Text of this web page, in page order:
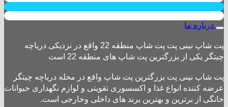
درباره ما
پت شاپ نینی پت پت شاپ منطقه 22 واقع در نزدیکی دریاچه
چیتگر یکی از بزرگترین پت شاپ های منطقه 22 است
پت شاپ نینی پت بزرگترین پت شاپ واقع در محله دریاچه چیتگر
عرضه کننده انواع غذا و اکسسوری تقویتی و لوازم نگهداری حیوانات
خانگی از برترین و بهترین برند های داخلی وخارجی است.